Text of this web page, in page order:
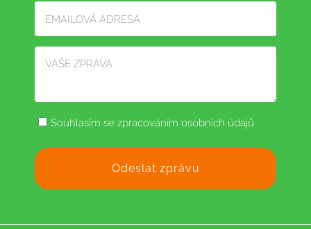
Souhlasím se zpracováním osobních údajů